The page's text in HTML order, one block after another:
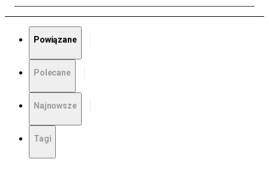
Powiązane
Polecane
Najnowsze
Tagi